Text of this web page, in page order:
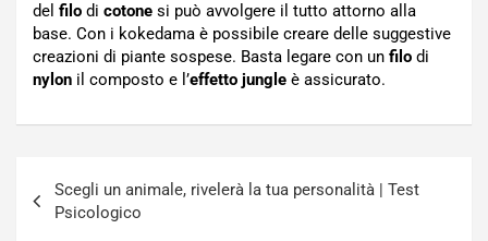
del filo di cotone si può avvolgere il tutto attorno alla
base. Con i kokedama è possibile creare delle suggestive
creazioni di piante sospese. Basta legare con un filo di
nylon il composto e l’effetto jungle è assicurato.
articoli
Scegli un animale, rivelerà la tua personalità | Test
Psicologico